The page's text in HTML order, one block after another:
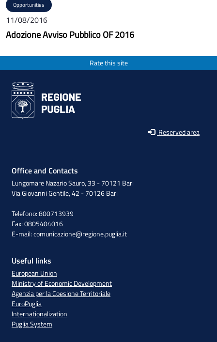
Opportunities
11/08/2016
Adozione Avviso Pubblico OF 2016
Rate this site
Reserved area
Office and Contacts
Lungomare Nazario Sauro, 33 - 70121 Bari
Via Giovanni Gentile, 42 - 70126 Bari
Telefono: 800713939
Fax: 0805404016
E-mail:comunicazione@regione.puglia.it
Useful links
European Union
Ministry of Economic Development
Agenzia per la Coesione Territoriale
EuroPuglia
Internationalization
Puglia System